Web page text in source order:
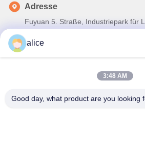
Adresse
Fuyuan 5. Straße, Industriepark für
Alice@thbattery.com
alice
3:48 AM
Good day, what product are you looking